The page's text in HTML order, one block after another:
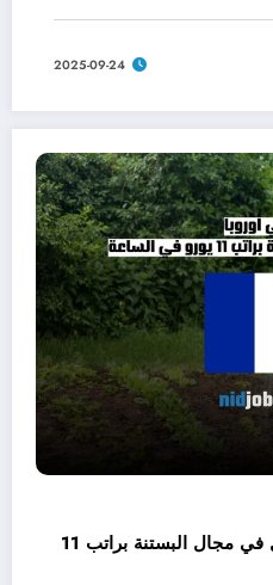
2025-09-24
العمل في أوروبا: فرص عمل في مجال البستنة براتب 11